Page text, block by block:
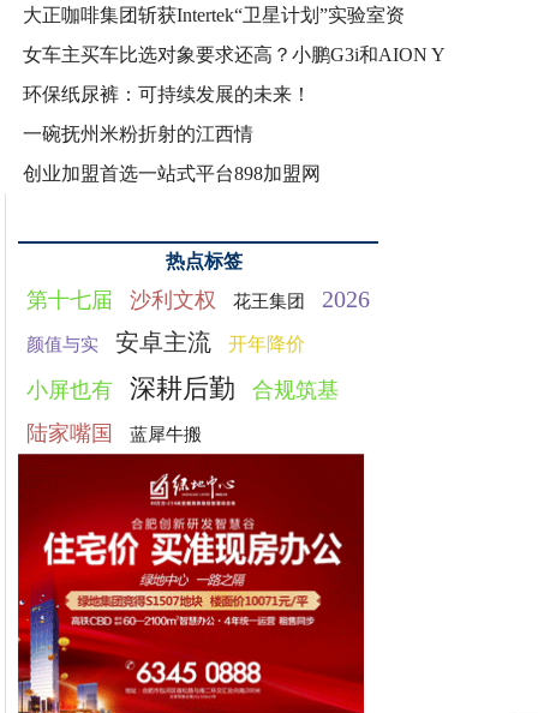
大正咖啡集团斩获Intertek“卫星计划”实验室资
女车主买车比选对象要求还高？小鹏G3i和AION Y
环保纸尿裤：可持续发展的未来！
一碗抚州米粉折射的江西情
创业加盟首选一站式平台898加盟网
热点标签
第十七届 沙利文权 花王集团 2026
颜值与实 安卓主流 开年降价
小屏也有 深耕后勤
合规筑基
陆家嘴国
蓝犀牛搬